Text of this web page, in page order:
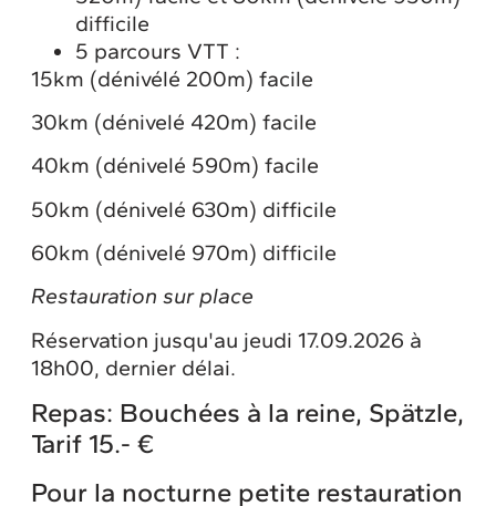
difficile
5 parcours VTT :
15km (dénivélé 200m) facile
30km (dénivelé 420m) facile
40km (dénivelé 590m) facile
50km (dénivelé 630m) difficile
60km (dénivelé 970m) difficile
Restauration sur place
Réservation jusqu'au jeudi 17.09.2026 à
18h00, dernier délai.
Repas: Bouchées à la reine, Spätzle,
Tarif 15.- €
Pour la nocturne petite restauration